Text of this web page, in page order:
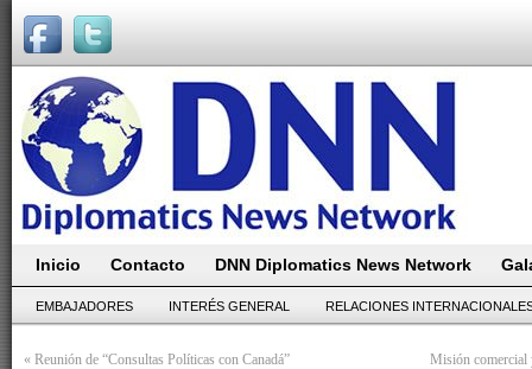
Inicio Contacto DNN Diplomatics News Network
EMBAJADORES INTERÉS GENERAL RELACIONES
« Reunión de “Consultas Políticas con Canadá” Misión comercial